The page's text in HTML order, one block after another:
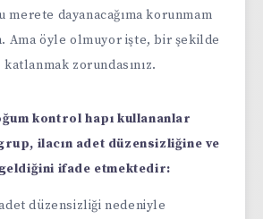
merete dayanacağıma korunmam
Ama öyle olmuyor işte, bir şekilde
zorundasınız.
kontrol hapı kullananlar
ilacın adet düzensizliğine ve
ifade etmektedir:
düzensizliği nedeniyle